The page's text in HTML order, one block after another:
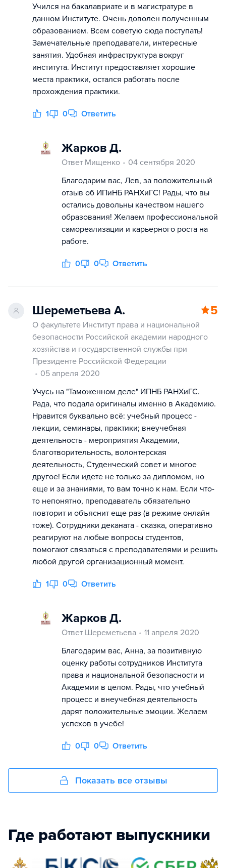
Учился на бакалавриате и в магистратуре в
данном Институте. Очень доволен полученным
образованием. Всем советую сюда поступать!
Замечательные преподаватели, интересные
занятия. Удобная инфраструктура вокруг
института. Институт предоставляет хорошие
места практики, остался работать после
прохождения практики.
1 0 Ответить
Жарков Д.
Ответ Мищенко
04 сентября 2020
Благодарим вас, Лев, за положительный
отзыв об ИПиНБ РАНХиГС! Рады, что вы
остались довольны качеством нашего
образования! Желаем профессиональной
самореализации и карьерного роста на
работе.
0 0 Ответить
Шереметьева А. 5
О факультете Институт права и национальной
безопасности Российской академии народного
хозяйства и государственной службы при
Президенте Российской Федерации
05 апреля 2020
Учусь на "Таможенном деле" ИПНБ РАНХиГС.
Рада, что подала оригиналы именно в Академию.
Нравится буквально всё: учебный процесс -
лекции, семинары, практики; внеучебная
деятельность - мероприятия Академии,
благотворительность, волонтерская
деятельность, Студенческий совет и многое
другое! Если идете не только за дипломом, но
еще и за знаниями, то вам точно к нам. Если что-
то непонятно, преподаватель обязательно
повторит и объяснит еще раз (в режиме онлайн
тоже). Сотрудники деканата - сказка, оперативно
реагируют на любые вопросы студентов,
помогают связаться с преподавателями и решить
любой другой организационный момент.
1 0 Ответить
Жарков Д.
Ответ Шереметьева
11 апреля 2020
Благодарим вас, Анна, за позитивную
оценку работы сотрудников Института
права и национальной безопасности и
Академии в целом. Рады, что учебный
процесс и внеучебная деятельность
дарят положительные эмоции. Желаем
успехов в учебе!
0 0 Ответить
Показать все отзывы
Где работают выпускники